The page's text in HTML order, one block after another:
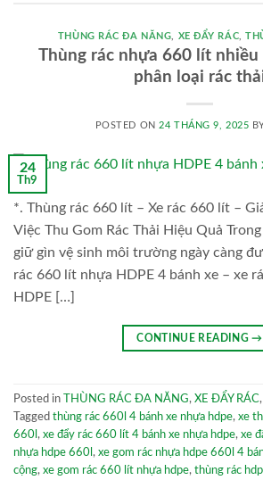
THÙNG RÁC ĐA NĂNG XE ĐẨY RÁC ,
Thùng rác nhựa 660 lít nhiều
phân loại rác
POSTED ON24 THÁNG 9, 2025 BY
24
Th9
*. Thùng rác 660 lít – Xe rác 660 lít –
Việc Thu Gom Rác Thải Hiệu Quả
giữ gìn vệ sinh môi trường ngày càng
rác 660 lít nhựa HDPE 4 bánh xe – xe
HDPE […]
CONTINUE READING→
Posted in THÙNG RÁC ĐA NĂNG, XE ĐẨY RÁC,
Tagged thùng rác 660l 4 bánh xe nhựa hdpe, xe
660l , xe đẩy rác 660 lít 4 bánh xe nhựa hdpe, xe
nhựa hdpe 660l , xe gom rác nhựa hdpe 660l 4
cộng, xe gom rác 660 lít nhựa hdpe, thùng rác